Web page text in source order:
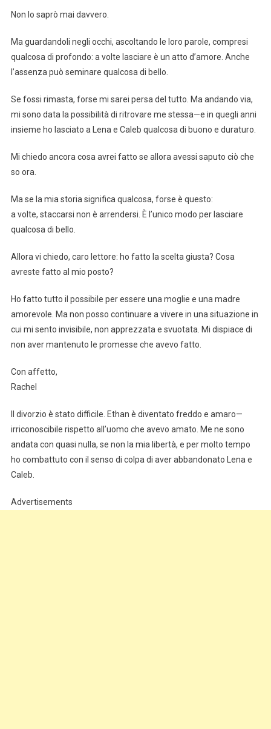
Non lo saprò mai davvero.
Ma guardandoli negli occhi, ascoltando le loro parole, compresi
qualcosa di profondo: a volte lasciare è un atto d’amore. Anche
l’assenza può seminare qualcosa di bello.
Se fossi rimasta, forse mi sarei persa del tutto. Ma andando via,
mi sono data la possibilità di ritrovare me stessa—e in quegli anni
insieme ho lasciato a Lena e Caleb qualcosa di buono e duraturo.
Mi chiedo ancora cosa avrei fatto se allora avessi saputo ciò che
so ora.
Ma se la mia storia significa qualcosa, forse è questo:
a volte, staccarsi non è arrendersi. È l’unico modo per lasciare
qualcosa di bello.
Allora vi chiedo, caro lettore: ho fatto la scelta giusta? Cosa
avreste fatto al mio posto?
Ho fatto tutto il possibile per essere una moglie e una madre
amorevole. Ma non posso continuare a vivere in una situazione in
cui mi sento invisibile, non apprezzata e svuotata. Mi dispiace di
non aver mantenuto le promesse che avevo fatto.
Con affetto,
Rachel
Il divorzio è stato difficile. Ethan è diventato freddo e amaro—
irriconoscibile rispetto all’uomo che avevo amato. Me ne sono
andata con quasi nulla, se non la mia libertà, e per molto tempo
ho combattuto con il senso di colpa di aver abbandonato Lena e
Caleb.
Advertisements